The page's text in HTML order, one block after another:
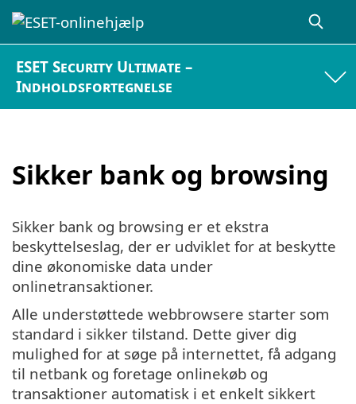
ESET Security Ultimate –
Indholdsfortegnelse
Sikker bank og browsing
Sikker bank og browsing er et ekstra
beskyttelseslag, der er udviklet for at beskytte
dine økonomiske data under
onlinetransaktioner.
Alle understøttede webbrowsere starter som
standard i sikker tilstand. Dette giver dig
mulighed for at søge på internettet, få adgang
til netbank og foretage onlinekøb og
transaktioner automatisk i et enkelt sikkert